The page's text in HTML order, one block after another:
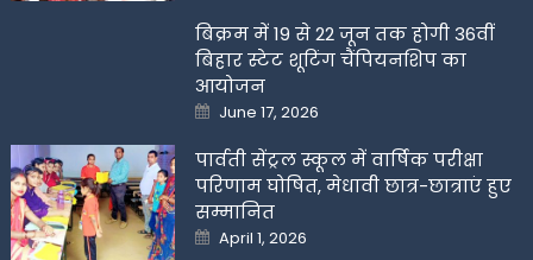
बिक्रम में 19 से 22 जून तक होगी 36वीं
बिहार स्टेट शूटिंग चैंपियनशिप का
आयोजन
Posted
on
June 17, 2026
पार्वती सेंट्रल स्कूल में वार्षिक परीक्षा
परिणाम घोषित, मेधावी छात्र-छात्राएं हुए
सम्मानित
Posted
on
April 1, 2026